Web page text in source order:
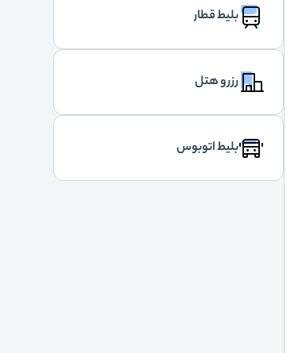
بلیط قطار
رزرو هتل
بلیط اتوبوس